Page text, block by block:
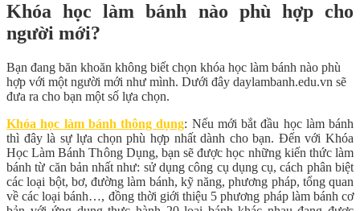
Khóa học làm bánh nào phù hợp cho
người mới?
Bạn đang băn khoăn không biết chọn khóa học làm bánh nào phù
hợp với một người mới như mình. Dưới đây daylambanh.edu.vn sẽ
đưa ra cho bạn một số lựa chọn.
Khóa học làm bánh thông dụng: Nếu mới bắt đầu học làm bánh
thì đây là sự lựa chọn phù hợp nhất dành cho bạn. Đến với Khóa
Học Làm Bánh Thông Dụng, bạn sẽ được học những kiến thức làm
bánh từ căn bản nhất như: sử dụng công cụ dụng cụ, cách phân biệt
các loại bột, bơ, đường làm bánh, kỹ năng, phương pháp, tổng quan
về các loại bánh…, đồng thời giới thiệu 5 phương pháp làm bánh cơ